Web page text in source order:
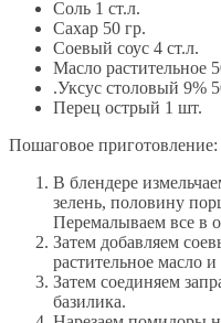
Соль 1 ст.л.
Сахар 50 гр.
Соевый соус 4 ст.л.
Масло растительное
.Уксус столовый 9%
Перец острый 1 шт.
Пошаговое приготовление:
В блендере
зелень, половину
Перемалываем все в
Затем добавляем
растительное масло и
Затем соединяем
базилика.